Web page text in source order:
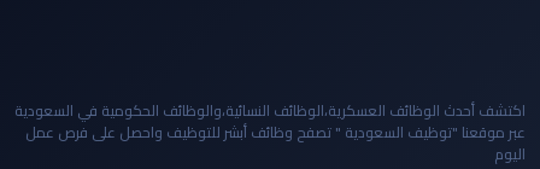
اكتشف أحدث الوظائف العسكرية،الوظائف النسائية،والوظائف الحكومية في السعودية
عبر موقعنا "توظيف السعودية " تصفح وظائف أبشر للتوظيف واحصل على فرص عمل
اليوم